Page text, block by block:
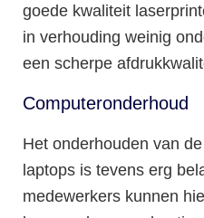
goede kwaliteit
in verhouding weinig
een scherpe
Computeronderhoud
Het onderhouden van
laptops is tevens erg
medewerkers kunnen